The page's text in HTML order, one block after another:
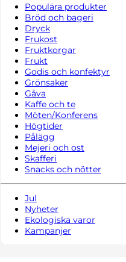
Populära produkter
Bröd och bageri
Dryck
Frukost
Fruktkorgar
Frukt
Godis och konfektyr
Grönsaker
Gåva
Kaffe och te
Möten/Konferens
Högtider
Pålägg
Mejeri och ost
Skafferi
Snacks och nötter
Jul
Nyheter
Ekologiska varor
Kampanjer